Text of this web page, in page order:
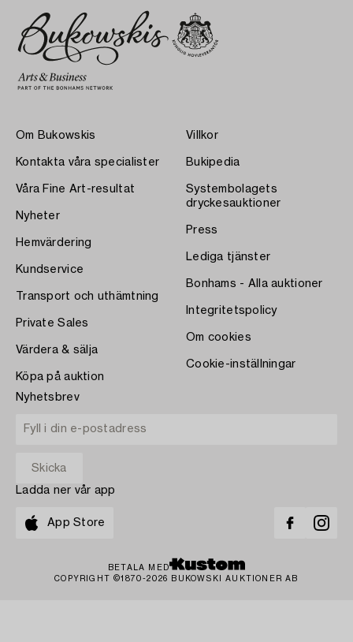
Om Bukowskis
Kontakta våra specialister
Våra Fine Art-resultat
Nyheter
Hemvärdering
Kundservice
Transport och uthämtning
Private Sales
Värdera & sälja
Köpa på auktion
Villkor
Bukipedia
Systembolagets
dryckesauktioner
Press
Lediga tjänster
Bonhams - Alla auktioner
Integritetspolicy
Om cookies
Cookie-inställningar
Nyhetsbrev
Ladda ner vår app
App Store
BETALA MED
COPYRIGHT ©1870-2026 BUKOWSKI AUKTIONER AB